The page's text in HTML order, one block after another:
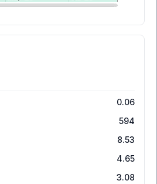
0.06
594
8.53
4.65
3.08